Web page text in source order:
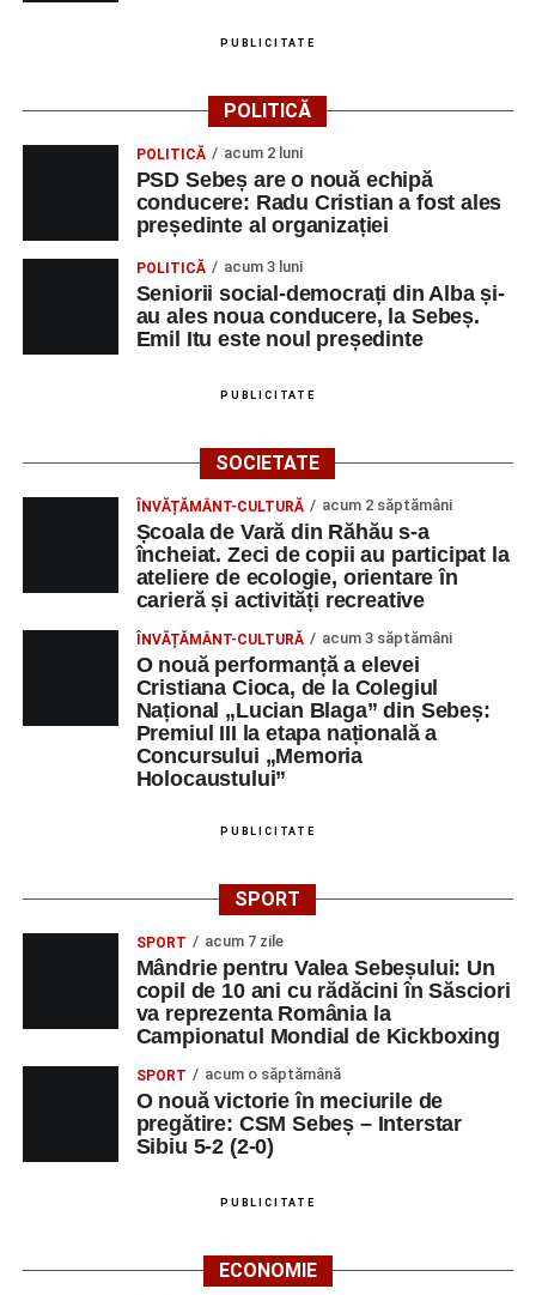
PUBLICITATE
POLITICĂ
POLITICĂ acum 2 luni
PSD Sebeș are o nouă echipă
conducere: Radu Cristian a fost ales
președinte al organizației
POLITICĂ acum 3 luni
Seniorii social-democrați din Alba și-
au ales noua conducere, la Sebeș.
Emil Itu este noul președinte
PUBLICITATE
SOCIETATE
ÎNVĂȚĂMÂNT-CULTURĂ acum 2 săptămâni
Școala de Vară din Răhău s-a
încheiat. Zeci de copii au participat la
ateliere de ecologie, orientare în
carieră și activități recreative
ÎNVĂȚĂMÂNT-CULTURĂ acum 3 săptămâni
O nouă performanță a elevei
Cristiana Cioca, de la Colegiul
Național „Lucian Blaga” din Sebeș:
Premiul III la etapa națională a
Concursului „Memoria
Holocaustului”
PUBLICITATE
SPORT
SPORT acum 7 zile
Mândrie pentru Valea Sebeșului: Un
copil de 10 ani cu rădăcini în Săsciori
va reprezenta România la
Campionatul Mondial de Kickboxing
SPORT acum o săptămână
O nouă victorie în meciurile de
pregătire: CSM Sebeș – Interstar
Sibiu 5-2 (2-0)
PUBLICITATE
ECONOMIE